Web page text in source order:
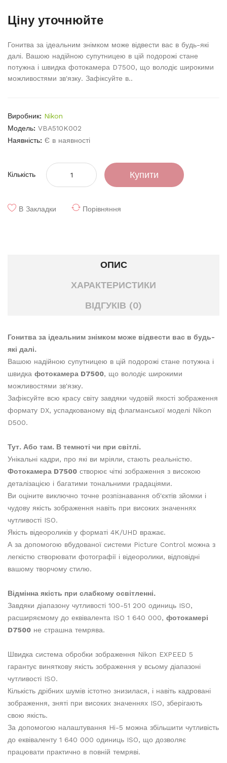
Ціну уточнюйте
Гонитва за ідеальним знімком може відвести вас в будь-які
далі. Вашою надійною супутницею в цій подорожі стане
потужна і швидка фотокамера D7500, що володіє широкими
можливостями зв'язку. Зафіксуйте в..
Виробник: Nikon
Модель: VBA510K002
Наявність: Є в наявності
Кількість Купити
В Закладки Порівняння
ОПИС
ХАРАКТЕРИСТИКИ
ВІДГУКІВ (0)
Гонитва за ідеальним знімком може відвести вас в будь-
які далі.
Вашою надійною супутницею в цій подорожі стане потужна і
швидка фотокамера D7500, що володіє широкими
можливостями зв'язку.
Зафіксуйте всю красу світу завдяки чудовій якості зображення
формату DX, успадкованому від флагманської моделі Nikon
D500.
Тут. Або там. В темноті чи при світлі.
Унікальні кадри, про які ви мріяли, стають реальністю.
Фотокамера D7500 створює чіткі зображення з високою
деталізацією і багатими тональними градаціями.
Ви оціните виключно точне розпізнавання об'єктів зйомки і
чудову якість зображення навіть при високих значеннях
чутливості ISO.
Якість відеороликів у форматі 4K/UHD вражає.
А за допомогою вбудованої системи Picture Control можна з
легкістю створювати фотографії і відеоролики, відповідні
вашому творчому стилю.
Відмінна якість при слабкому освітленні.
Завдяки діапазону чутливості 100-51 200 одиниць ISO,
расширяємому до еквівалента ISO 1 640 000, фотокамері
D7500 не страшна темрява.
Швидка система обробки зображення Nikon EXPEED 5
гарантує виняткову якість зображення у всьому діапазоні
чутливості ISO.
Кількість дрібних шумів істотно знизилася, і навіть кадровані
зображення, зняті при високих значеннях ISO, зберігають
свою якість.
За допомогою налаштування Hi-5 можна збільшити чутливість
до еквіваленту 1 640 000 одиниць ISO, що дозволяє
працювати практично в повній темряві.